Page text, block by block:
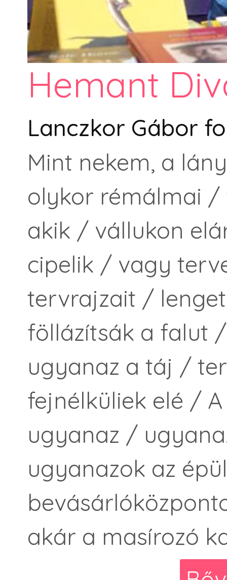
Hemant
Lanczkor Gábor
Mint nekem, a
olykor rémálmai /
akik / vállukon
cipelik / vagy
tervrajzait /
föllázítsák a falut
ugyanaz a táj /
fejnélküliek elé /
ugyanaz /
ugyanazok az
akár a masírozó